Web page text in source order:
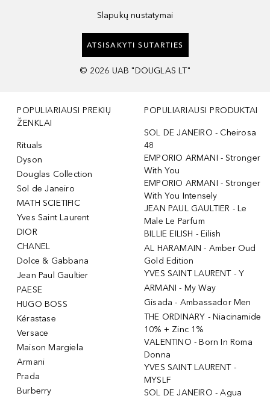
Slapukų nustatymai
ATSISAKYTI SUTARTIES
© 2026 UAB "DOUGLAS LT"
POPULIARIAUSI PREKIŲ
ŽENKLAI
Rituals
Dyson
Douglas Collection
Sol de Janeiro
MATH SCIETIFIC
Yves Saint Laurent
DIOR
CHANEL
Dolce & Gabbana
Jean Paul Gaultier
PAESE
HUGO BOSS
Kérastase
Versace
Maison Margiela
Armani
Prada
Burberry
POPULIARIAUSI PRODUKTAI
SOL DE JANEIRO - Cheirosa
48
EMPORIO ARMANI - Stronger
With You
EMPORIO ARMANI - Stronger
With You Intensely
JEAN PAUL GAULTIER - Le
Male Le Parfum
BILLIE EILISH - Eilish
AL HARAMAIN - Amber Oud
Gold Edition
YVES SAINT LAURENT - Y
ARMANI - My Way
Gisada - Ambassador Men
THE ORDINARY - Niacinamide
10% + Zinc 1%
VALENTINO - Born In Roma
Donna
YVES SAINT LAURENT -
MYSLF
SOL DE JANEIRO - Agua